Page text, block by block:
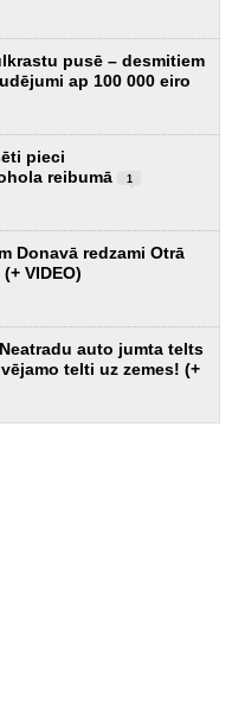
pusē – desmitiem
ap 100 000 eiro
pieci
reibumā
1
Donavā redzami Otrā
VIDEO)
auto jumta telts
telti uz zemes! (+